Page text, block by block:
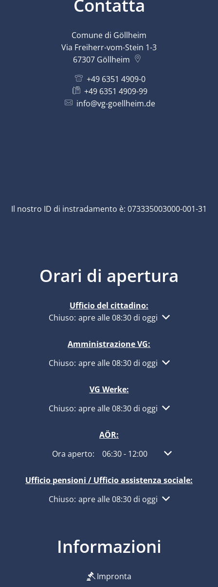
Contatta
Comune di Göllheim
Via Freiherr-vom-Stein 1-3
67307 Göllheim
+49 6351 4909-0
+49 6351 4909-99
info@vg-goellheim.de
Il nostro ID di instradamento è: 073335003000-001-31
Orari di apertura
Ufficio del cittadino:
Fare clic per nascondere altri orari di
Chiuso: apre alle 08:30 di oggi
Amministrazione VG:
Fare clic per nascondere altri orari di
Chiuso: apre alle 08:30 di oggi
VG Werke:
Fare clic per nascondere altri orari di
Chiuso: apre alle 08:30 di oggi
AÖR:
Fare clic per nascondere altri orari di
Ora aperto: 06:30- 12:00 Dalle 06:30 alle
Ufficio pensioni / Ufficio assistenza sociale:
Fare clic per nascondere altri orari di
Chiuso: apre alle 08:30 di oggi
Informazioni
Impronta